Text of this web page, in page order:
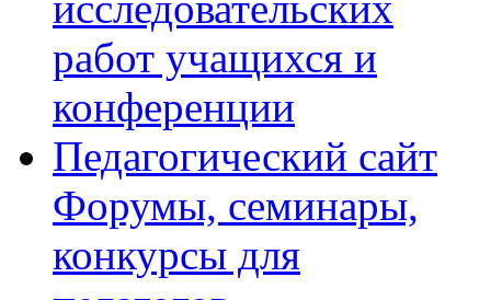
работ учащихся и
конференции
Педагогический сайт
Форумы, семинары,
конкурсы для